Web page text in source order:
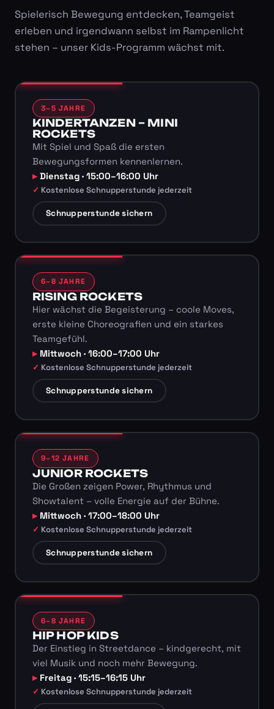
Spielerisch Bewegung entdecken, Teamgeist
erleben und irgendwann selbst im Rampenlicht
stehen – unser Kids-Programm wächst mit.
3–5 JAHRE
KINDERTANZEN – MINI
ROCKETS
Mit Spiel und Spaß die ersten
Bewegungsformen kennenlernen.
Dienstag · 15:00–16:00 Uhr
Kostenlose Schnupperstunde jederzeit
Schnupperstunde sichern
6–8 JAHRE
RISING ROCKETS
Hier wächst die Begeisterung – coole Moves,
erste kleine Choreografien und ein starkes
Teamgefühl.
Mittwoch · 16:00–17:00 Uhr
Kostenlose Schnupperstunde jederzeit
Schnupperstunde sichern
9–12 JAHRE
JUNIOR ROCKETS
Die Großen zeigen Power, Rhythmus und
Showtalent – volle Energie auf der Bühne.
Mittwoch · 17:00–18:00 Uhr
Kostenlose Schnupperstunde jederzeit
Schnupperstunde sichern
6–8 JAHRE
HIP HOP KIDS
Der Einstieg in Streetdance – kindgerecht, mit
viel Musik und noch mehr Bewegung.
Freitag · 15:15–16:15 Uhr
Kostenlose Schnupperstunde jederzeit